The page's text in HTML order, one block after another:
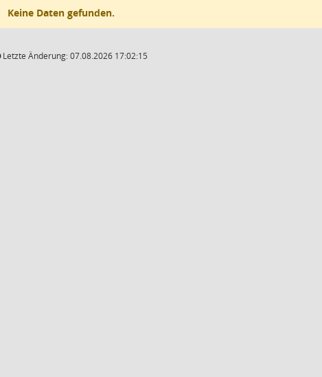
Keine Daten gefunden.
Letzte Änderung: 07.08.2026 17:02:15